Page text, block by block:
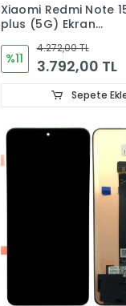
Xiaomi Redmi Note
plus (5G) Ekran
ORJINAL
%11
4.272,00 TL
3.792,00 TL
Sepete